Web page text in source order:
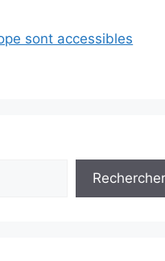
sont accessibles
Rechercher